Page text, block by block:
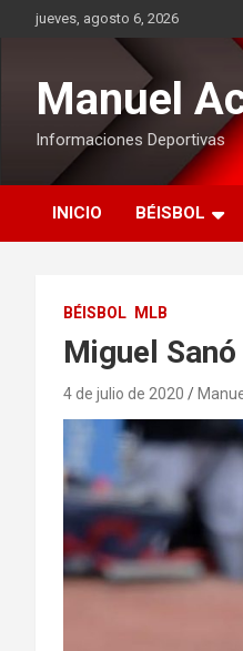
Saltarjueves, agosto 6, 2026
Manuel
Informaciones Deportivas
INICIO BÉISBOL
BÉISBOL MLB
Miguel
4 de julio de 2020